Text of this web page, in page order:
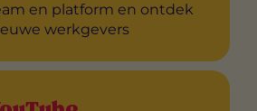
en platform en ontdek
werkgevers